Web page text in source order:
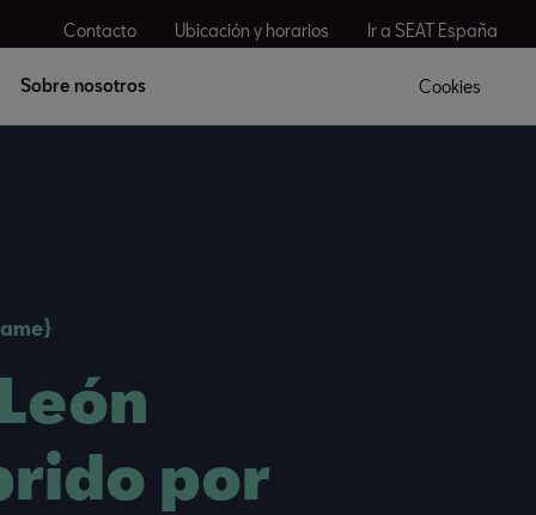
Contacto Ubicación y horarios Ir a SEAT España
Sobre nosotros Cookies
por